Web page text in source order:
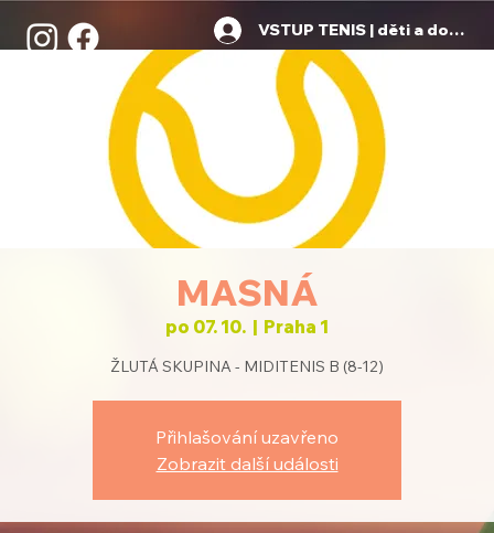
VSTUP TENIS | děti a dospělí
MASNÁ
po 07. 10.
  |
Praha 1
ŽLUTÁ SKUPINA - MIDITENIS B (8-12)
Přihlašování uzavřeno
Zobrazit další události